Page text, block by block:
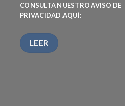
CONSULTA NUESTRO AVISO DE
PRIVACIDAD AQUÍ:
LEER